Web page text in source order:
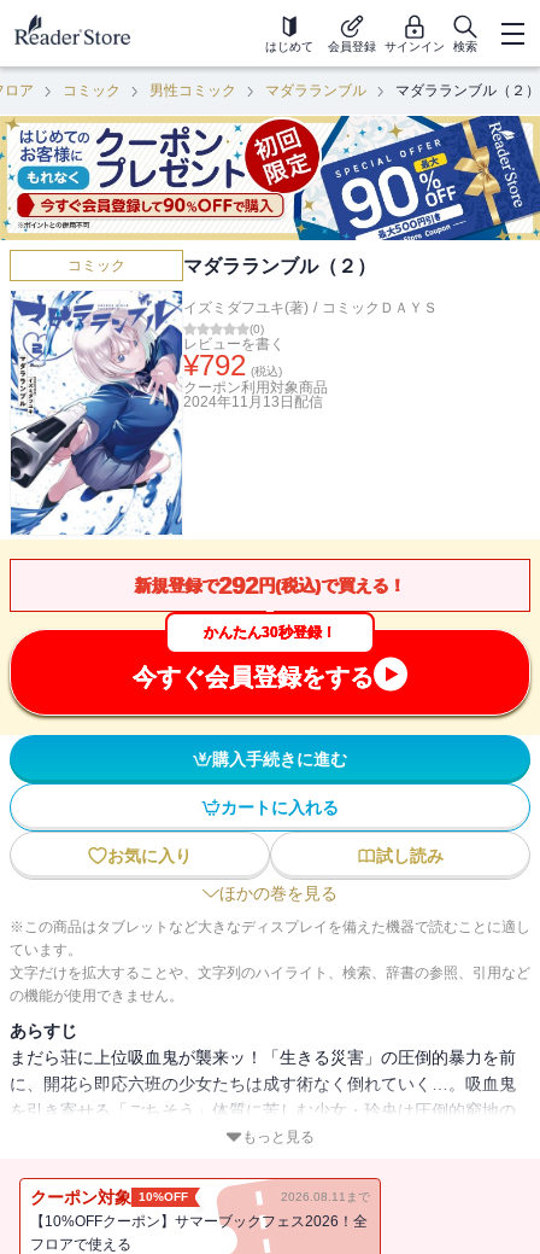
はじめて 会員登録 サインイン 検索
ロア コミック 男性コミック マダラランブル マダラランブル（２）
コミック マダラランブル（２）
イズミダフユキ(著) / コミックＤＡＹＳ
(0)
レビューを書く
¥792 (税込)
クーポン利用対象商品
2024年11月13日 配信
新規登録で292円(税込)で買える！
かんたん30秒登録！
今すぐ会員登録をする
購入手続きに進む
カートに入れる
お気に入り
試し読み
ほかの巻を見る
※この商品はタブレットなど大きなディスプレイを備えた機器で読むことに適し
ています。
文字だけを拡大することや、文字列のハイライト、検索、辞書の参照、引用など
の機能が使用できません。
あらすじ
まだら荘に上位吸血鬼が襲来ッ！「生きる災害」の圧倒的暴力を前
に、開花ら即応六班の少女たちは成す術なく倒れていく…。吸血鬼
を引き寄せる「ごちそう」体質に苦しむ少女・玲央は圧倒的窮地の
中で、己の呪いを武器に変えて、絶対強者に捨て身で挑む!!そして、
吸血鬼の名を。
痛快過激な少女たちの生存闘争、驚天動地の第2巻!!
もっと見る
クーポン対象 10%OFF 2026.08.11まで
【10%OFFクーポン】サマーブックフェス2026！全
フロアで使える